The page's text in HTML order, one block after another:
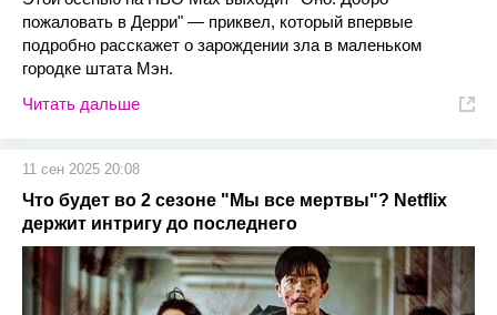
пожаловать в Дерри" — приквел, который впервые
подробно расскажет о зарождении зла в маленьком
городке штата Мэн.
Читать дальше
11 сен 2025 20:08
Что будет во 2 сезоне "Мы все мертвы"? Netflix
держит интригу до последнего